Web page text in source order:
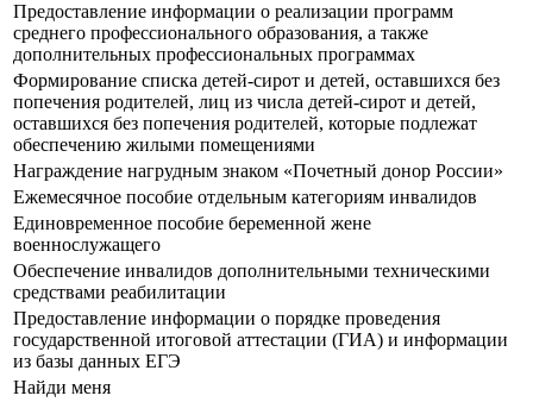
Предоставление информации о реализации программ
среднего профессионального образования, а также
дополнительных профессиональных программах
Формирование списка детей-сирот и детей, оставшихся без
попечения родителей, лиц из числа детей-сирот и детей,
оставшихся без попечения родителей, которые подлежат
обеспечению жилыми помещениями
Награждение нагрудным знаком «Почетный донор России»
Ежемесячное пособие отдельным категориям инвалидов
Единовременное пособие беременной жене
военнослужащего
Обеспечение инвалидов дополнительными техническими
средствами реабилитации
Предоставление информации о порядке проведения
государственной итоговой аттестации (ГИА) и информации
из базы данных ЕГЭ
Найди меня